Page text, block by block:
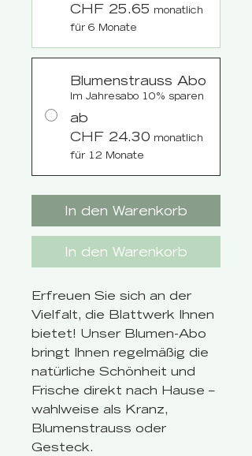
CHF 25.65 monatlich
für 6 Monate
Blumenstrauss Abo
Im Jahresabo 10% sparen
ab
CHF 24.30 monatlich
für 12 Monate
In den Warenkorb
In den Warenkorb
Erfreuen Sie sich an der
Vielfalt, die Blattwerk Ihnen
bietet! Unser Blumen-Abo
bringt Ihnen regelmäßig die
natürliche Schönheit und
Frische direkt nach Hause –
wahlweise als Kranz,
Blumenstrauss oder
Gesteck.